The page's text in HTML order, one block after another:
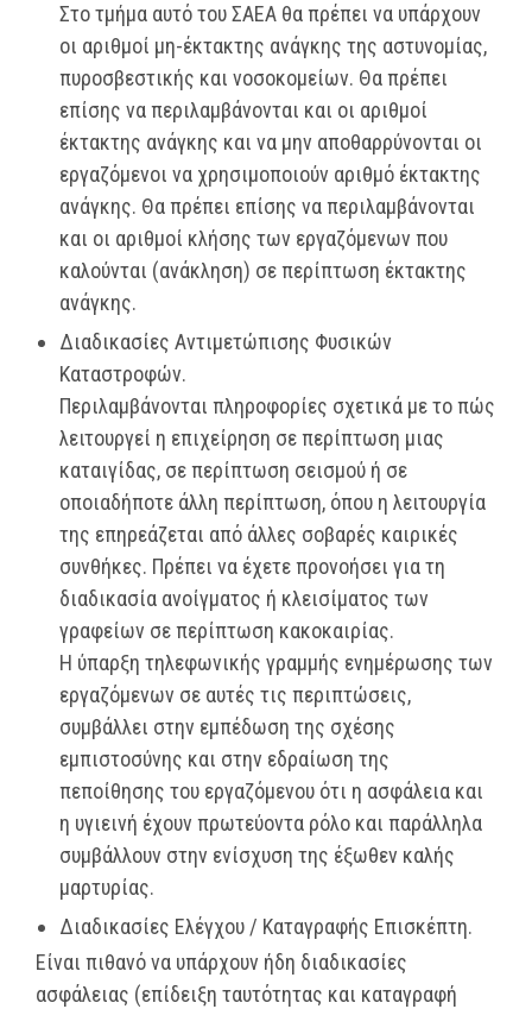
Στο τμήμα αυτό του ΣΑΕΑ θα πρέπει να υπάρχουν
οι αριθμοί μη-έκτακτης ανάγκης της αστυνομίας,
πυροσβεστικής και νοσοκομείων. Θα πρέπει
επίσης να περιλαμβάνονται και οι αριθμοί
έκτακτης ανάγκης και να μην αποθαρρύνονται οι
εργαζόμενοι να χρησιμοποιούν αριθμό έκτακτης
ανάγκης. Θα πρέπει επίσης να περιλαμβάνονται
και οι αριθμοί κλήσης των εργαζόμενων που
καλούνται (ανάκληση) σε περίπτωση έκτακτης
ανάγκης.
Διαδικασίες Αντιμετώπισης Φυσικών
Καταστροφών.
Περιλαμβάνονται πληροφορίες σχετικά με το πώς
λειτουργεί η επιχείρηση σε περίπτωση μιας
καταιγίδας, σε περίπτωση σεισμού ή σε
οποιαδήποτε άλλη περίπτωση, όπου η λειτουργία
της επηρεάζεται από άλλες σοβαρές καιρικές
συνθήκες. Πρέπει να έχετε προνοήσει για τη
διαδικασία ανοίγματος ή κλεισίματος των
γραφείων σε περίπτωση κακοκαιρίας.
Η ύπαρξη τηλεφωνικής γραμμής ενημέρωσης των
εργαζόμενων σε αυτές τις περιπτώσεις,
συμβάλλει στην εμπέδωση της σχέσης
εμπιστοσύνης και στην εδραίωση της
πεποίθησης του εργαζόμενου ότι η ασφάλεια και
η υγιεινή έχουν πρωτεύοντα ρόλο και παράλληλα
συμβάλλουν στην ενίσχυση της έξωθεν καλής
μαρτυρίας.
Διαδικασίες Ελέγχου / Καταγραφής Επισκέπτη.
Είναι πιθανό να υπάρχουν ήδη διαδικασίες
ασφάλειας (επίδειξη ταυτότητας και καταγραφή